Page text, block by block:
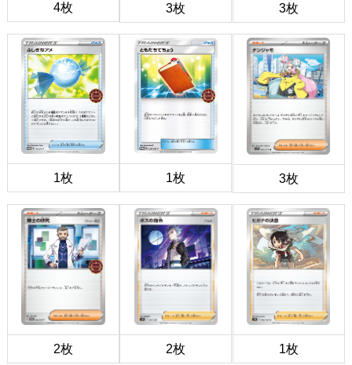
4枚 3枚 3枚
1枚 1枚 3枚
2枚 2枚 1枚